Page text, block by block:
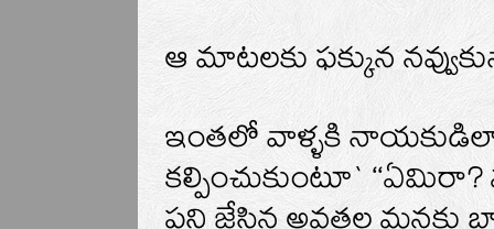
ఆ మాటలకు ఫక్కున
ఇంతలో వాళ్ళకి నాయకుడిలా
కల్పించుకుంటూ`